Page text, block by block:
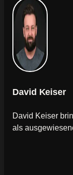
David Keiser
David Keiser
als